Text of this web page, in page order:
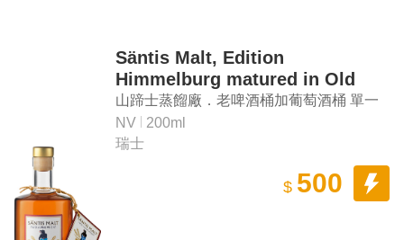
Säntis Malt, Edition
Himmelburg matured in Old
Beer and Wine Casks Single
Malt Swiss Alpine Whisky
山蹄士蒸餾廠．老啤酒桶加葡萄酒桶 單一
麥芽威士忌
NV
200ml
瑞士
$ 500